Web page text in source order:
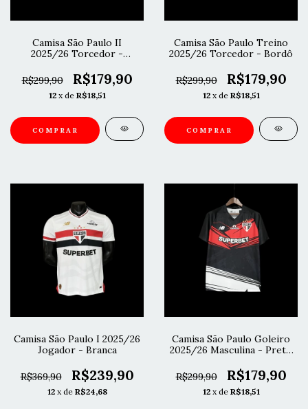
Camisa São Paulo II
2025/26 Torcedor -
R$299,90
R$179,90
12 x de R$18,51
COMPRAR
Camisa São Paulo Treino
2025/26 Torcedor - Bordô
R$299,90 R$179,90
12 x de R$18,51
COMPRAR
Camisa São Paulo I 2025/26
Jogador - Branca
R$369,90 R$239,90
12 x de R$24,68
Camisa São Paulo Goleiro
2025/26 Masculina - Preto
R$299,90
R$179,90
12 x de R$18,51